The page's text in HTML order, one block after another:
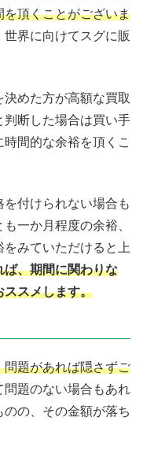
頂くことがございま
界に向けてスグに販
めた方が高額な買取
断した場合は買い手
間的な余裕を頂くこ
付けられない場合も
一か月程度の余裕、
みていただけると上
ば、期間に関わりな
ススメします。
題があれば隠さずご
問題のない場合もあれ
の、その金額が落ち